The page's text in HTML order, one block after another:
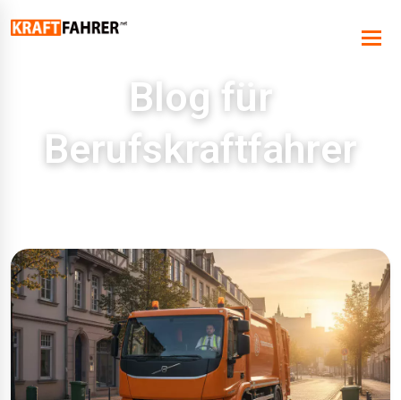
Blog für
Berufskraftfahrer